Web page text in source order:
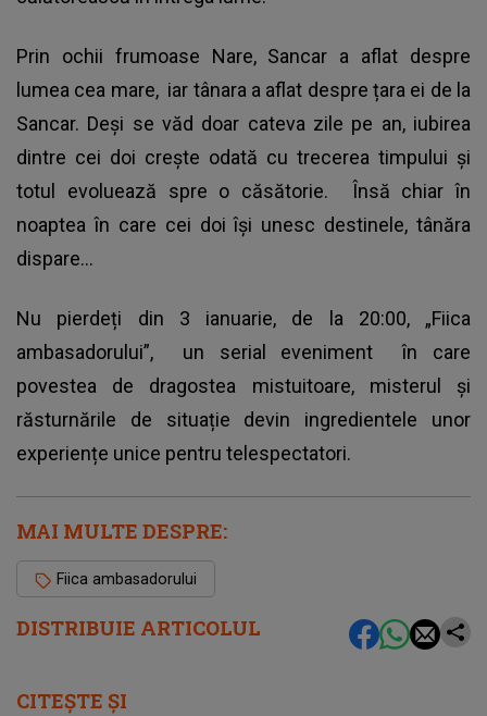
DISTRIBUIE ARTICOLUL
Prin ochii frumoase Nare, Sancar a aflat despre
lumea cea mare, iar tânara a aflat despre țara ei de la
Sancar. Deși se văd doar cateva zile pe an, iubirea
dintre cei doi crește odată cu trecerea timpului și
totul evoluează spre o căsătorie. Însă chiar în
noaptea în care cei doi își unesc destinele, tânăra
dispare...
Nu pierdeți din 3 ianuarie, de la 20:00, „Fiica
ambasadorului”, un serial eveniment în care
povestea de dragostea mistuitoare, misterul și
răsturnările de situație devin ingredientele unor
experiențe unice pentru telespectatori.
MAI MULTE DESPRE:
Fiica ambasadorului
CITEȘTE ȘI